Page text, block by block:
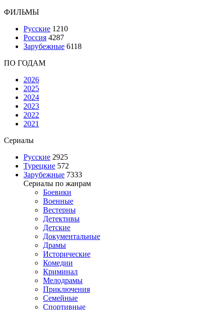
ФИЛЬМЫ
Русские 1210
Россия 4287
Зарубежные 6118
ПО ГОДАМ
2026
2025
2024
2023
2022
2021
Сериалы
Русские 2925
Турецкие 572
Зарубежные 7333
Сериалы по жанрам
Боевики
Военные
Вестерны
Детективы
Детские
Документальные
Драмы
Исторические
Комедии
Криминал
Мелодрамы
Приключения
Семейные
Спортивные